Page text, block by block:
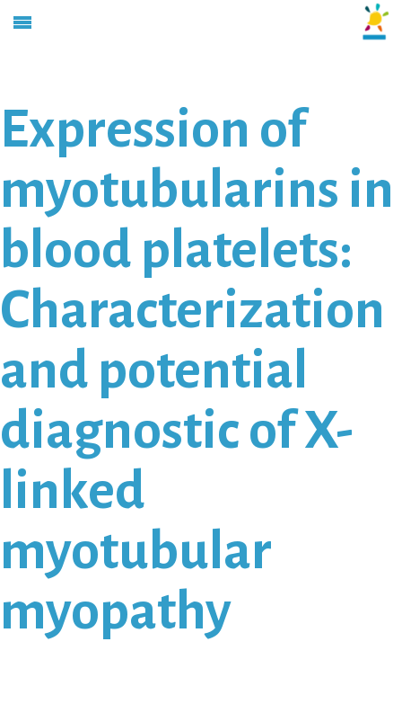
Expression of
myotubularins in
blood platelets:
Characterization
and potential
diagnostic of X-
linked
myotubular
myopathy